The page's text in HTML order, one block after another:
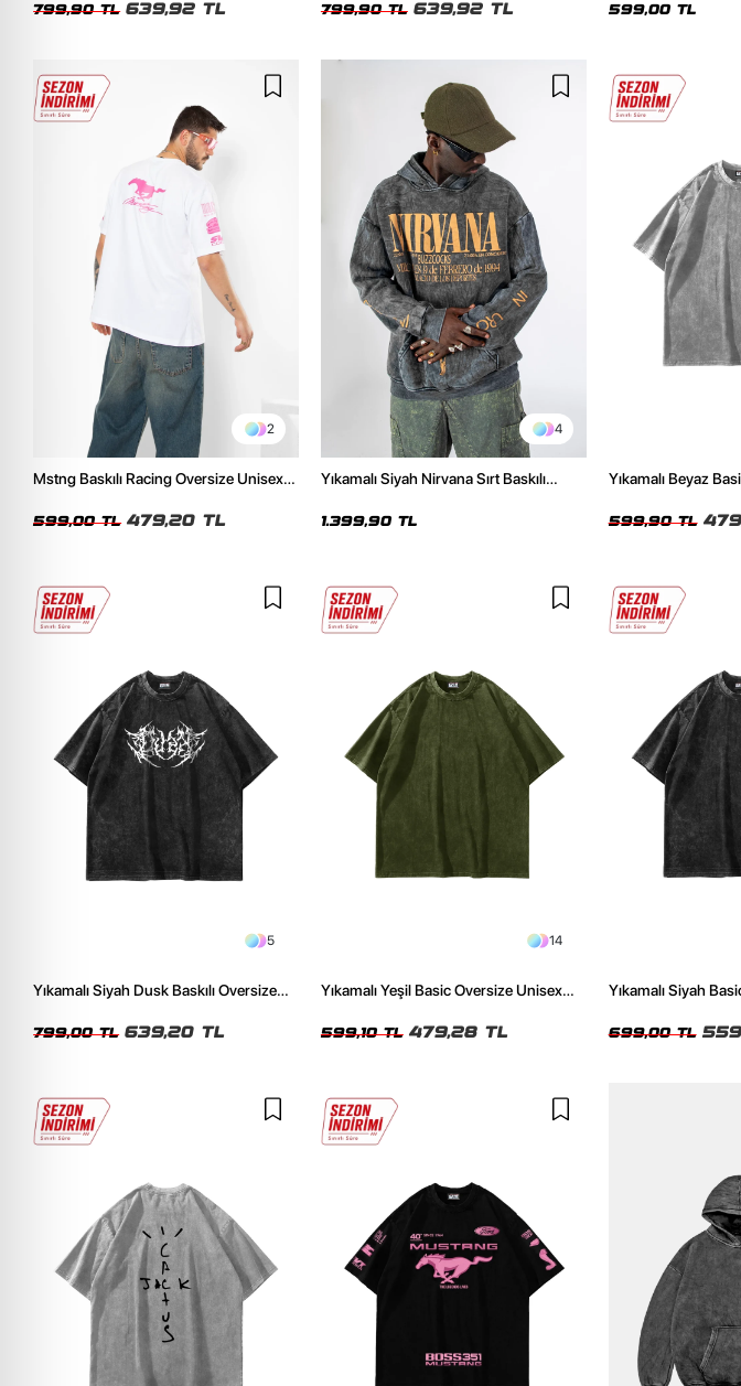
799,90 TL 639,92 TL 799,90 TL 639,92 TL 599,00 TL
2
Mstng Baskılı Racing Oversize Unisex
599,00 TL 479,20 TL
4
Yıkamalı Siyah Nirvana Sırt Baskılı
1.399,90 TL
Yıkamalı Beyaz
599,90 TL
5
Yıkamalı Siyah Dusk Baskılı Oversize
799,00 TL 639,20 TL
14
Yıkamalı Yeşil Basic Oversize Unisex
599,10 TL 479,28 TL
Yıkamalı Siyah
699,00 TL